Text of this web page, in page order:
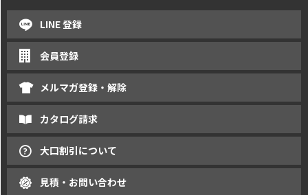
LINE 登録
会員登録
メルマガ登録・解除
カタログ請求
大口割引について
見積・お問い合わせ